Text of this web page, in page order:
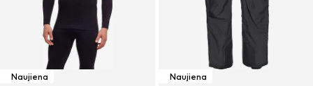
Naujiena Naujiena